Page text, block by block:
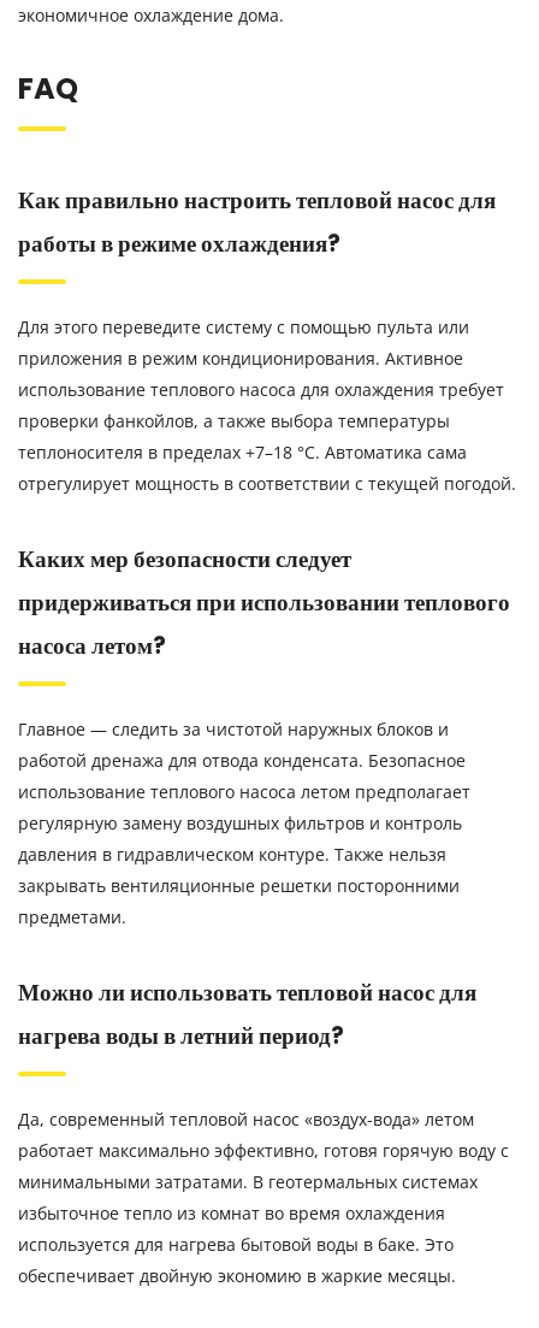
экономичное охлаждение дома.
FAQ
Как правильно настроить тепловой насос для
работы в режиме охлаждения?
Для этого переведите систему с помощью пульта или
приложения в режим кондиционирования. Активное
использование теплового насоса для охлаждения требует
проверки фанкойлов, а также выбора температуры
теплоносителя в пределах +7–18 °C. Автоматика сама
отрегулирует мощность в соответствии с текущей погодой.
Каких мер безопасности следует
придерживаться при использовании теплового
насоса летом?
Главное — следить за чистотой наружных блоков и
работой дренажа для отвода конденсата. Безопасное
использование теплового насоса летом предполагает
регулярную замену воздушных фильтров и контроль
давления в гидравлическом контуре. Также нельзя
закрывать вентиляционные решетки посторонними
предметами.
Можно ли использовать тепловой насос для
нагрева воды в летний период?
Да, современный тепловой насос «воздух-вода» летом
работает максимально эффективно, готовя горячую воду с
минимальными затратами. В геотермальных системах
избыточное тепло из комнат во время охлаждения
используется для нагрева бытовой воды в баке. Это
обеспечивает двойную экономию в жаркие месяцы.